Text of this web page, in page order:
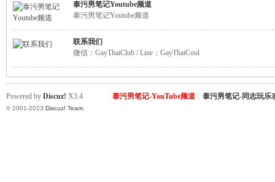
Co
泰污男笔记Youtube频道
泰污男笔记Youtube频道
联系我们
微信：GayThaiClub / Line：GayThaiCool
泰污男笔记-YouTube频道 泰污男笔记-同志玩乐
Powered by Discuz! X3.4
© 2001-2023 Discuz! Team.